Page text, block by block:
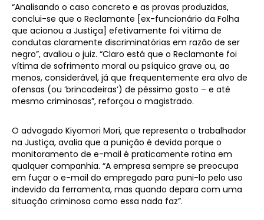
“Analisando o caso concreto e as provas produzidas,
conclui-se que o Reclamante [ex-funcionário da Folha
que acionou a Justiça] efetivamente foi vítima de
condutas claramente discriminatórias em razão de ser
negro”, avaliou o juiz. “Claro está que o Reclamante foi
vítima de sofrimento moral ou psíquico grave ou, ao
menos, considerável, já que frequentemente era alvo de
ofensas (ou ‘brincadeiras’) de péssimo gosto – e até
mesmo criminosas”, reforçou o magistrado.
O advogado Kiyomori Mori, que representa o trabalhador
na Justiça, avalia que a punição é devida porque o
monitoramento de e-mail é praticamente rotina em
qualquer companhia. “A empresa sempre se preocupa
em fuçar o e-mail do empregado para puni-lo pelo uso
indevido da ferramenta, mas quando depara com uma
situação criminosa como essa nada faz”.